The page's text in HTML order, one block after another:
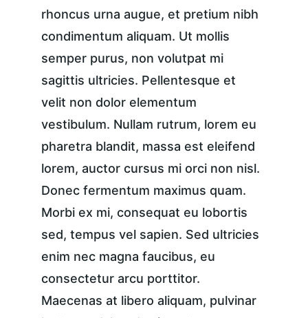
rhoncus urna augue, et pretium nibh
condimentum aliquam. Ut mollis
semper purus, non volutpat mi
sagittis ultricies. Pellentesque et
velit non dolor elementum
vestibulum. Nullam rutrum, lorem eu
pharetra blandit, massa est eleifend
lorem, auctor cursus mi orci non nisl.
Donec fermentum maximus quam.
Morbi ex mi, consequat eu lobortis
sed, tempus vel sapien. Sed ultricies
enim nec magna faucibus, eu
consectetur arcu porttitor.
Maecenas at libero aliquam, pulvinar